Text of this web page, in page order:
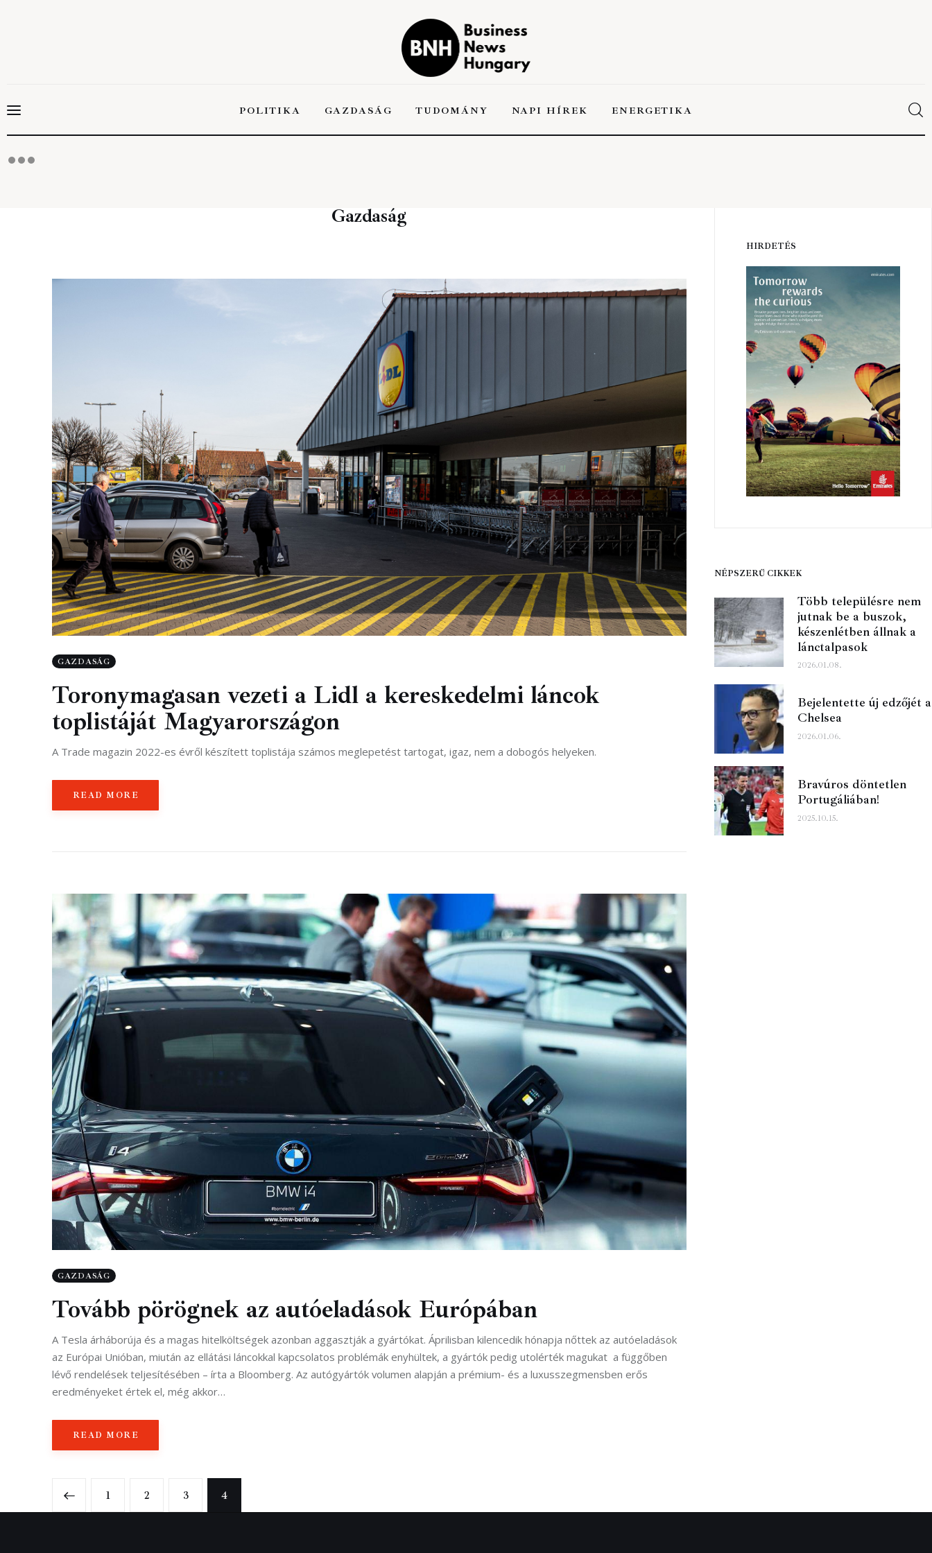
POLITIKA GAZDASÁG TUDOMÁNY NAPI HÍREK ENERGETIKA
Business News
Hungary
Napi hírek
Energetika
Gazdaság
GAZDASÁG
Toronymagasan vezeti a Lidl a kereskedelmi láncok
toplistáját Magyarországon
A Trade magazin 2022-es évről készített toplistája számos meglepetést tartogat, igaz, nem a dobogós helyeken.
READ MORE
GAZDASÁG
Tovább pörögnek az autóeladások Európában
A Tesla árháborúja és a magas hitelköltségek azonban aggasztják a gyártókat. Áprilisban kilencedik hónapja nőttek az autóeladások
az Európai Unióban, miután az ellátási láncokkal kapcsolatos problémák enyhültek, a gyártók pedig utolérték magukat a függőben
lévő rendelések teljesítésében – írta a Bloomberg. Az autógyártók volumen alapján a prémium- és a luxusszegmensben erős
eredményeket értek el, még akkor…
READ MORE
1 2 3 4
HIRDETÉS
NÉPSZERŰ CIKKEK
Több településre nem
jutnak be a buszok,
készenlétben állnak a
lánctalpasok
2026.01.08.
Bejelentette új edzőjét a
Chelsea
2026.01.06.
Bravúros döntetlen
Portugáliában!
2025.10.15.